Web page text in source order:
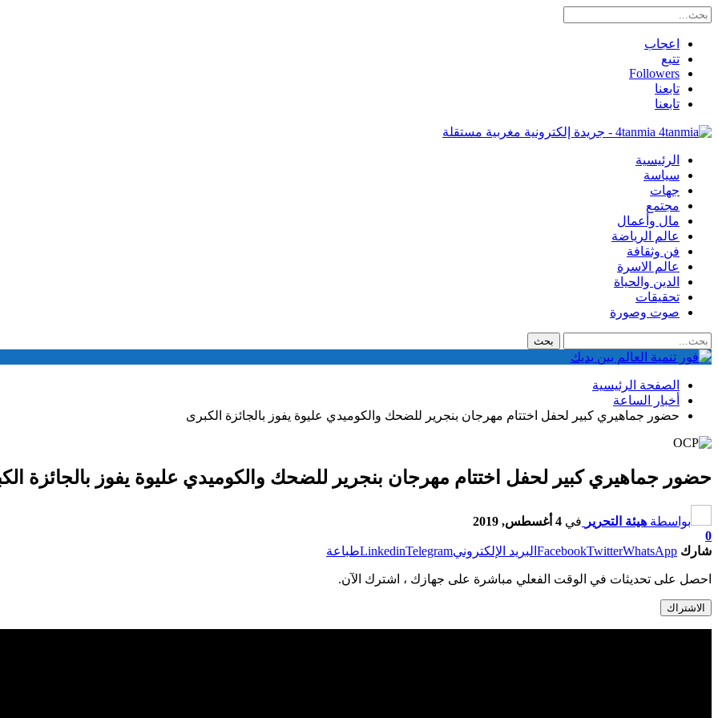
اعجاب
تتبع
Followers
تابعنا
تابعنا
4tanmia - جريدة إلكترونية مغربية مستقلة
الرئيسية
سياسة
جهات
مجتمع
مال وأعمال
عالم الرياضة
فن وثقافة
عالم الاسرة
الدين والحياة
تحقيقات
صوت وصورة
الصفحة الرئيسية
أخبار الساعة
حضور جماهيري كبير لحفل اختتام مهرجان بنجرير للضحك والكوميدي عليوة يفوز بالجائزة الكبرى
حضور جماهيري كبير لحفل اختتام مهرجان بنجرير للضحك والكوميدي عليوة يفوز بالجائزة
بواسطة هيئة التحرير في 4 أغسطس, 2019
0
شارك
FacebookTwitterWhatsApp البريد الإلكتروني LinkedinTelegram طباعة
احصل على تحديثات في الوقت الفعلي مباشرة على جهازك ، اشترك الآن.
الاشتراك